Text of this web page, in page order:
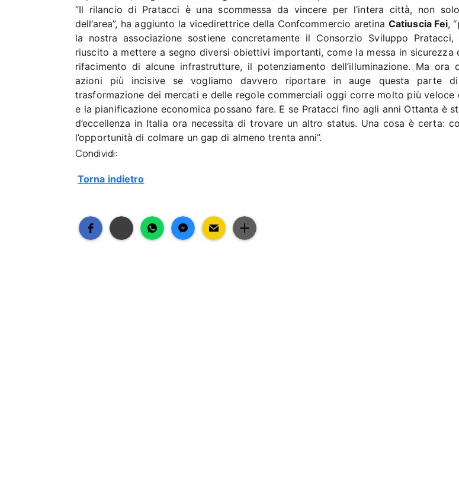
“Il rilancio di Pratacci è una scommessa da vincere per l’intera città, non
dell’area”, ha aggiunto la vicedirettrice della Confcommercio aretina Catiuscia Fei,
la nostra associazione sostiene concretamente il Consorzio Sviluppo
riuscito a mettere a segno diversi obiettivi importanti, come la messa in sicurezza
rifacimento di alcune infrastrutture, il potenziamento dell’illuminazione. Ma ora
azioni più incisive se vogliamo davvero riportare in auge questa parte
trasformazione dei mercati e delle regole commerciali oggi corre molto più veloce
e la pianificazione economica possano fare. E se Pratacci fino agli anni Ottanta è
d’eccellenza in Italia ora necessita di trovare un altro status. Una cosa è certa:
l’opportunità di colmare un gap di almeno trenta anni”.
Condividi:
Torna indietro